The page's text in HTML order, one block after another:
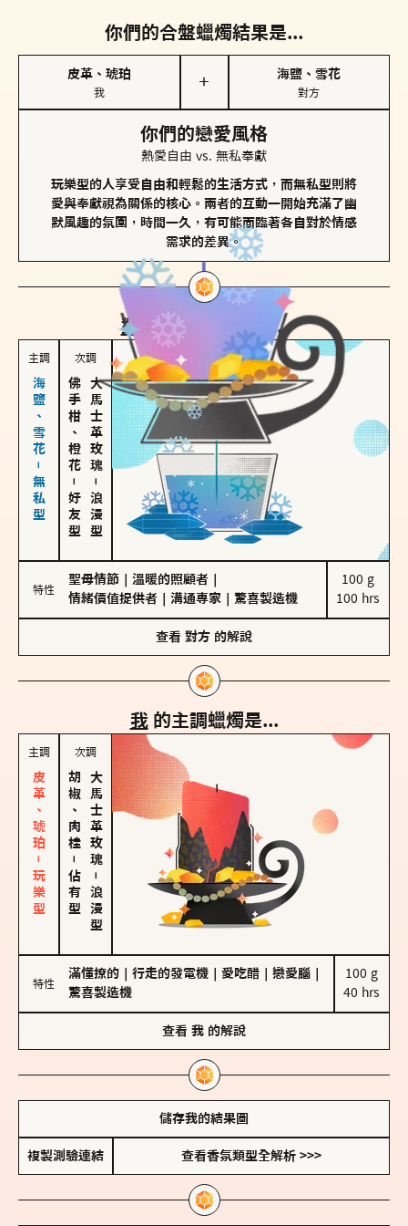
你們的合盤蠟燭結果是...
皮革、琥珀
我
＋
海鹽、雪花
對方
你們的戀愛風格
熱愛自由 vs. 無私奉獻
玩樂型的人享受自由和輕鬆的生活方式，而無私型則將
愛與奉獻視為關係的核心。兩者的互動一開始充滿了幽
默風趣的氛圍，時間一久，有可能面臨著各自對於情感
需求的差異。
對方的主調蠟燭是...
主調
海鹽、雪花－無私型
次調
佛手柑、橙花
－
好友型
大馬士革玫瑰
－
浪漫型
特性
聖母情節 溫暖的照顧者
情緒價值提供者
溝通專家 驚喜製造機
100 g
100 hrs
查看 對方 的解說
我 的主調蠟燭是...
主調
皮革、琥珀－玩樂型
次調
胡椒、肉桂
－
佔有型
大馬士革玫瑰
－
浪漫型
特性
滿懂撩的 行走的發電機 愛吃醋 戀愛腦
驚喜製造機
100 g
40 hrs
查看 我 的解說
儲存我的結果圖
複製測驗連結 查看香氛類型全解析 >>>